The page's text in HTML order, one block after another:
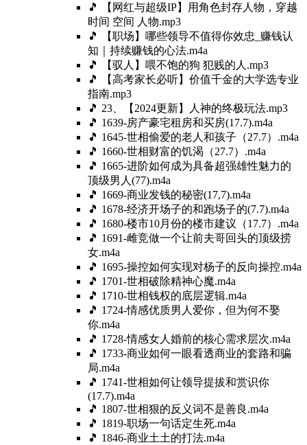
🎵 【网红与超级IP】用角色封存人物，穿越
时间 空间 人物.mp3
🎵 【职场】哪些领导不值得你效忠_赚钱认
知｜持续赚钱的心法.m4a
🎵 【驭人】喂不饱的狗 犯贱的人.mp3
🎵 【高考家长必听】价值千金的大学选专业
指南.mp3
🎵 23、【2024更新】人神的终极玩法.mp3
🎵 1639-房产豪宅租房和买房(17.7).m4a
🎵 1645-世相偷爱的老人和孩子（27.7）.m4a
🎵 1660-世相财富的饥渴（27.7）.m4a
🎵 1665-进阶如何成为具备超强雄性魅力的
顶级男人(77).m4a
🎵 1669-商业发钱的秘密(17,7).m4a
🎵 1678-经济开场子的和跑场子的(7.7).m4a
🎵 1680-楼市10月份的楼市建议（17.7）.m4a
🎵 1691-雌竞做一个让前夫哥回头的顶级捞
女.m4a
🎵 1695-操控如何实现对杨子的反向操控.m4a
🎵 1701-世相破除精神心魔.m4a
🎵 1710-世相钱权的底层逻辑.m4a
🎵 1724-情感优质男人爱你，但为何不娶
你.m4a
🎵 1728-情感女人婚前的核心需求层次.m4a
🎵 1733-商业如何一眼看透商业的套路和骗
局.m4a
🎵 1741-世相如何让领导提拔和赏识你
(17.7).m4a
🎵 1807-世相狠的反义词不是善良.m4a
🎵 1819-职场一句话定生死.m4a
🎵 1846-商业土土的打法.m4a